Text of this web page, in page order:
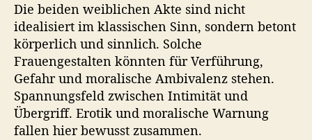
Die beiden weiblichen Akte sind nicht
idealisiert im klassischen Sinn, sondern betont
körperlich und sinnlich. Solche
Frauengestalten könnten für Verführung,
Gefahr und moralische Ambivalenz stehen.
Spannungsfeld zwischen Intimität und
Übergriff. Erotik und moralische Warnung
fallen hier bewusst zusammen.